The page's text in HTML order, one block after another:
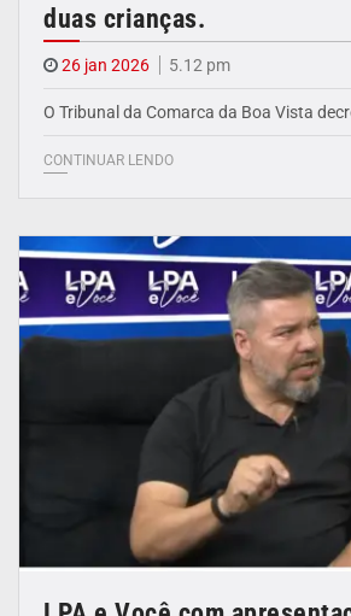
duas crianças.
26 jan 2026 5.12 pm
O Tribunal da Comarca da Boa Vista
CONTINUAR LENDO